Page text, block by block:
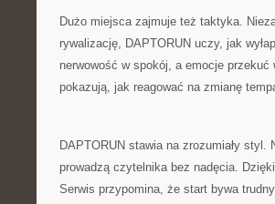
Dużo miejsca zajmuje też taktyka.
rywalizację, DAPTORUN uczy, jak
nerwowość w spokój, a emocje
pokazują, jak reagować na zmianę
DAPTORUN stawia na zrozumiały styl.
prowadzą czytelnika bez nadęcia.
Serwis przypomina, że start bywa